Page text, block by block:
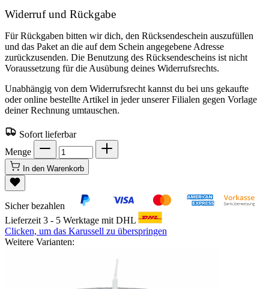
Widerruf und Rückgabe
Für Rückgaben bitten wir dich, den Rücksendeschein auszufüllen
und das Paket an die auf dem Schein angegebene Adresse
zurückzusenden. Die Benutzung des Rücksendescheins ist nicht
Voraussetzung für die Ausübung deines Widerrufsrechts.
Unabhängig von dem Widerrufsrecht kannst du bei uns gekaufte
oder online bestellte Artikel in jeder unserer Filialen gegen Vorlage
deiner Rechnung umtauschen.
Sofort lieferbar
Menge
In den Warenkorb
Sicher bezahlen
Lieferzeit 3 - 5 Werktage mit DHL
Clicken, um das Karussell zu überspringen
Weitere Varianten: